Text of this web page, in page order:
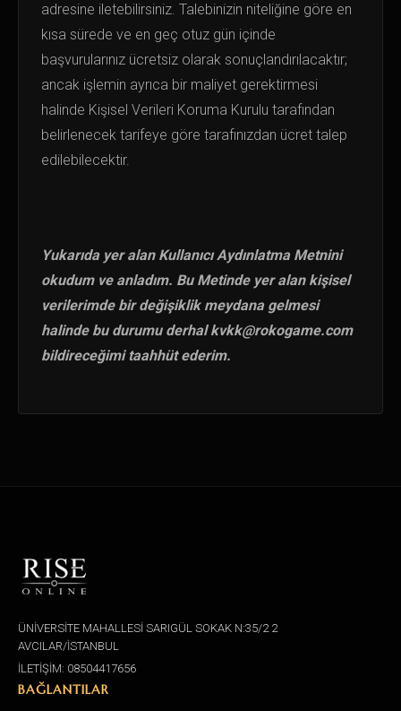
adresine iletebilirsiniz. Talebinizin niteliğine göre en
kısa sürede ve en geç otuz gün içinde
başvurularınız ücretsiz olarak sonuçlandırılacaktır;
ancak işlemin ayrıca bir maliyet gerektirmesi
halinde Kişisel Verileri Koruma Kurulu tarafından
belirlenecek tarifeye göre tarafınızdan ücret talep
edilebilecektir.
Yukarıda yer alan Kullanıcı Aydınlatma Metnini
okudum ve anladım. Bu Metinde yer alan kişisel
verilerimde bir değişiklik meydana gelmesi
halinde bu durumu derhalkvkk@rokogame.com
bildireceğimi taahhüt ederim.
ÜNİVERSİTE MAHALLESİ SARIGÜL SOKAK N:35/2 2
AVCILAR/İSTANBUL
İLETİŞİM: 08504417656
BAĞLANTILAR